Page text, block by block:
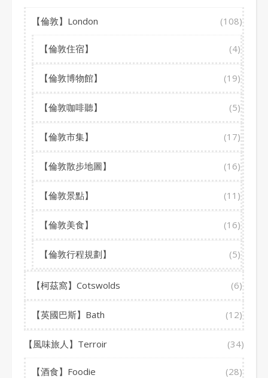
【倫敦】London (108)
【倫敦住宿】 (4)
【倫敦博物館】 (19)
【倫敦咖啡聽】 (5)
【倫敦市集】 (17)
【倫敦散步地圖】 (16)
【倫敦景點】 (11)
【倫敦美食】 (16)
【倫敦行程規劃】 (5)
【柯茲窩】Cotswolds (6)
【英國巴斯】Bath (12)
【風味旅人】Terroir (34)
【酒食】Foodie (28)